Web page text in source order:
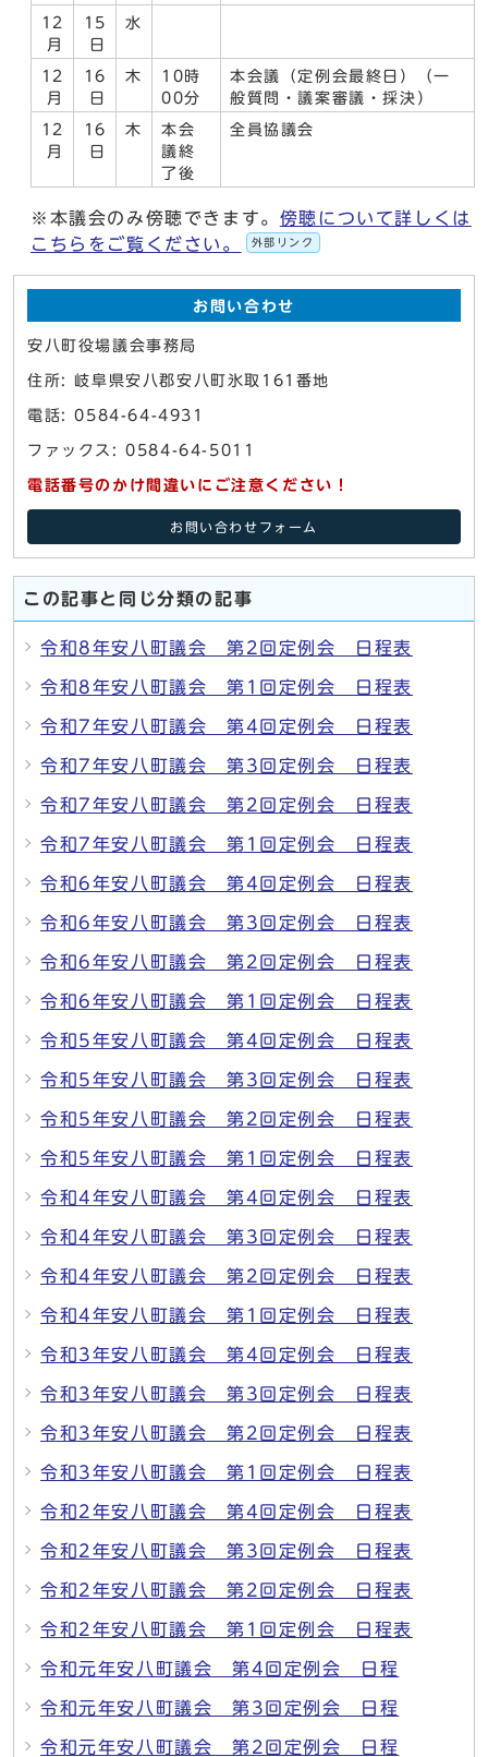
12
月
15
日
水
12
月
16
日
木
10時
00分
本会議（定例会最終日）（一
般質問・議案審議・採決）
12
月
16
日
木
本会
議終
了後
全員協議会
※本議会のみ傍聴できます。 傍聴について詳しくは
こちらをご覧ください。
外部リンク
お問い合わせ
安八町役場議会事務局
住所: 岐阜県安八郡安八町氷取161番地
電話: 0584-64-4931
ファックス: 0584-64-5011
電話番号のかけ間違いにご注意ください！
お問い合わせフォーム
この記事と同じ分類の記事
令和8年安八町議会 第2回定例会 日程表
令和8年安八町議会 第1回定例会 日程表
令和7年安八町議会 第4回定例会 日程表
令和7年安八町議会 第3回定例会 日程表
令和7年安八町議会 第2回定例会 日程表
令和7年安八町議会 第1回定例会 日程表
令和6年安八町議会 第4回定例会 日程表
令和6年安八町議会 第3回定例会 日程表
令和6年安八町議会 第2回定例会 日程表
令和6年安八町議会 第1回定例会 日程表
令和5年安八町議会 第4回定例会 日程表
令和5年安八町議会 第3回定例会 日程表
令和5年安八町議会 第2回定例会 日程表
令和5年安八町議会 第1回定例会 日程表
令和4年安八町議会 第4回定例会 日程表
令和4年安八町議会 第3回定例会 日程表
令和4年安八町議会 第2回定例会 日程表
令和4年安八町議会 第1回定例会 日程表
令和3年安八町議会 第4回定例会 日程表
令和3年安八町議会 第3回定例会 日程表
令和3年安八町議会 第2回定例会 日程表
令和3年安八町議会 第1回定例会 日程表
令和2年安八町議会 第4回定例会 日程表
令和2年安八町議会 第3回定例会 日程表
令和2年安八町議会 第2回定例会 日程表
令和2年安八町議会 第1回定例会 日程表
令和元年安八町議会 第4回定例会 日程
令和元年安八町議会 第3回定例会 日程
令和元年安八町議会 第2回定例会 日程